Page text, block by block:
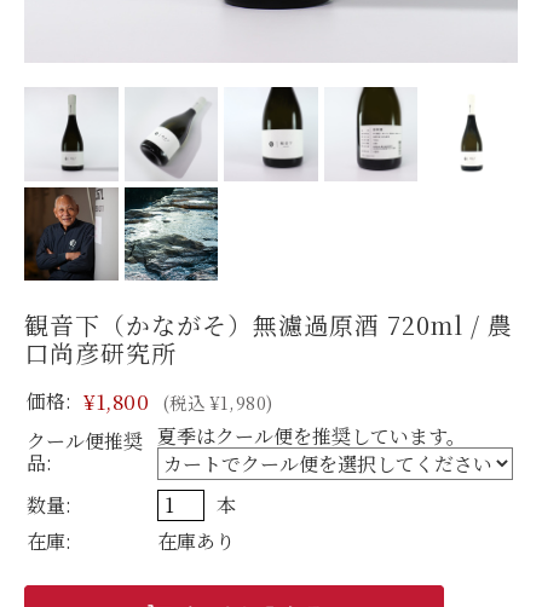
観音下（かながそ）無濾過原酒 720ml / 農
口尚彦研究所
価格: ¥1,800 (税込 ¥1,980)
クール便推奨
品:
夏季はクール便を推奨しています。
数量:
本
在庫:
在庫あり